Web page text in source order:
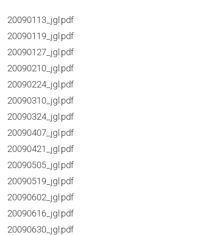
20090113_jgl.pdf
20090119_jgl.pdf
20090127_jgl.pdf
20090210_jgl.pdf
20090224_jgl.pdf
20090310_jgl.pdf
20090324_jgl.pdf
20090407_jgl.pdf
20090421_jgl.pdf
20090505_jgl.pdf
20090519_jgl.pdf
20090602_jgl.pdf
20090616_jgl.pdf
20090630_jgl.pdf